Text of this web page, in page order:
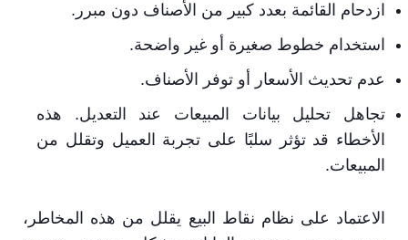
ازدحام القائمة بعدد كبير من الأصناف دون مبرر.
استخدام خطوط صغيرة أو غير واضحة.
عدم تحديث الأسعار أو توفر الأصناف.
تجاهل تحليل بيانات المبيعات عند التعديل. هذه
الأخطاء قد تؤثر سلبًا على تجربة العميل وتقلل من
المبيعات.
الاعتماد على نظام نقاط البيع يقلل من هذه المخاطر،